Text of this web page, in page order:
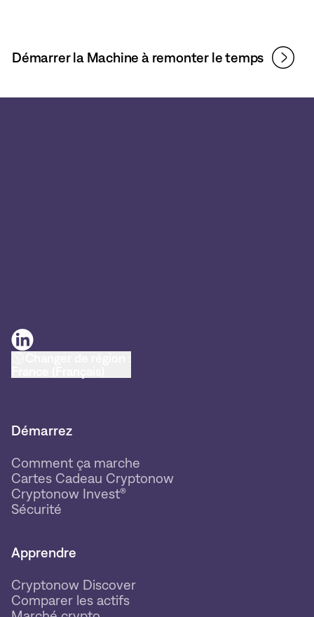
Démarrer la Machine à remonter le temps
Démarrez
Comment ça marche
Cartes Cadeau Cryptonow
Cryptonow Invest®
Sécurité
Apprendre
Cryptonow Discover
Comparer les actifs